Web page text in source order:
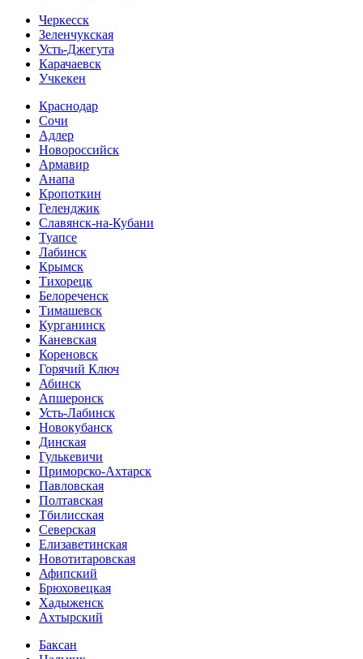
Черкесск
Зеленчукская
Усть-Джегута
Карачаевск
Учкекен
Краснодар
Сочи
Адлер
Новороссийск
Армавир
Анапа
Кропоткин
Геленджик
Славянск-на-Кубани
Туапсе
Лабинск
Крымск
Тихорецк
Белореченск
Тимашевск
Курганинск
Каневская
Кореновск
Горячий Ключ
Абинск
Апшеронск
Усть-Лабинск
Новокубанск
Динская
Гулькевичи
Приморско-Ахтарск
Павловская
Полтавская
Тбилисская
Северская
Елизаветинская
Новотитаровская
Афипский
Брюховецкая
Хадыженск
Ахтырский
Баксан